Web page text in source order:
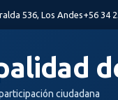
536, Los Andes+56 34
ciudadana